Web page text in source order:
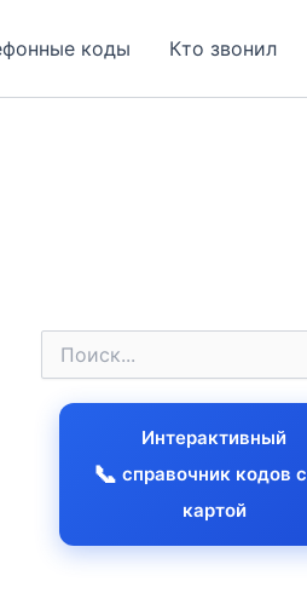
коды Кто звонил
📞
Интерактивный
справочник кодов с
картой